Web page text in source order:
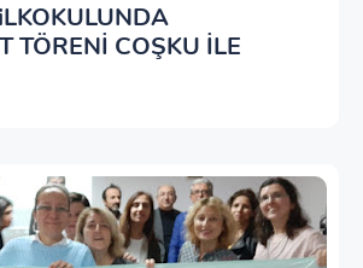
TÖRENİ COŞKU İLE